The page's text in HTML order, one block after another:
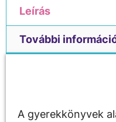
Leírás
További
A gyerekkönyvek